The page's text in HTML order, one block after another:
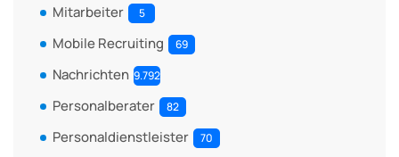
Mitarbeiter 5
Mobile Recruiting 69
Nachrichten 9.792
Personalberater 82
Personaldienstleister 70